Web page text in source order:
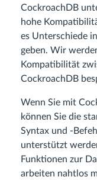
CockroachDB
hohe
es Unterschiede
geben. Wir
Kompatibilität
CockroachDB
Wenn Sie mit
können Sie die
Syntax und -
unterstützt
Funktionen zur
arbeiten nahtlos